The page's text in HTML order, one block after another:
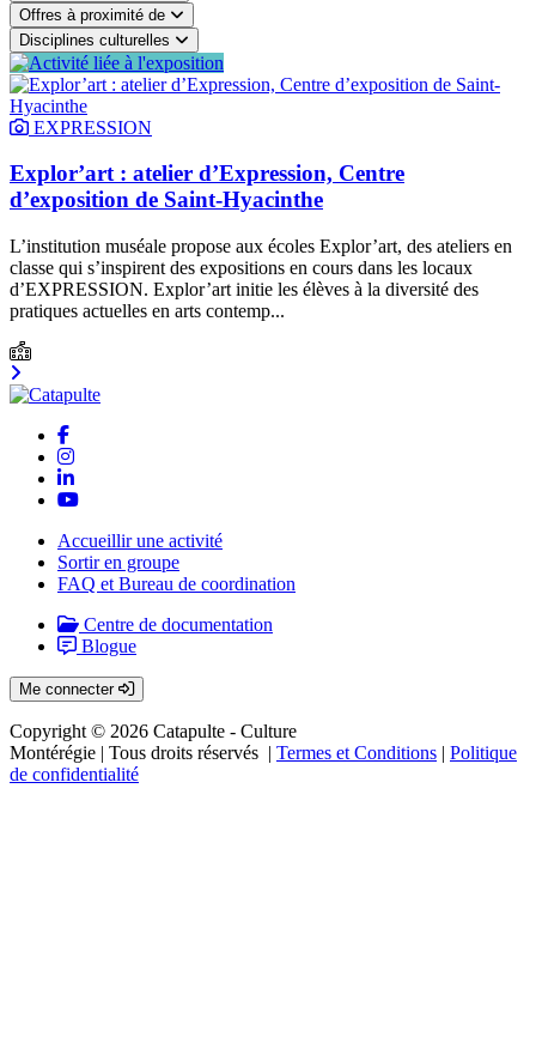
Offres à proximité de
Disciplines culturelles
EXPRESSION
Explor’art : atelier d’Expression, Centre
d’exposition de Saint-Hyacinthe
L’institution muséale propose aux écoles Explor’art, des ateliers en
classe qui s’inspirent des expositions en cours dans les locaux
d’EXPRESSION. Explor’art initie les élèves à la diversité des
pratiques actuelles en arts contemp...
Accueillir une activité
Sortir en groupe
FAQ et Bureau de coordination
Centre de documentation
Blogue
Me connecter
Copyright © 2026 Catapulte - Culture
Montérégie | Tous droits réservés | Termes et Conditions | Politique
de confidentialité